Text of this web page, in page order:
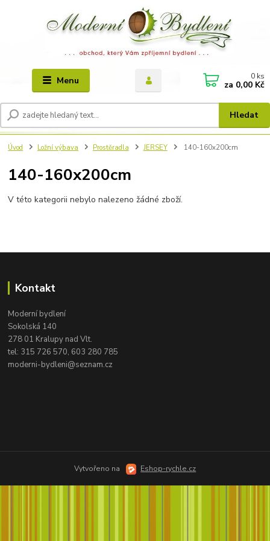
Menu
Hledat
0 ks
za 0,00 Kč
Úvod Ložní výbava Prostěradla JERSEY 140-160x200cm
140-160x200cm
V této kategorii nebylo nalezeno žádné zboží.
Kontakt
Moderní bydlení
Sokolská 140
278 01 Kralupy nad Vlt.
tel: 315 726 570, 603 280 785
moderni-bydleni@seznam.cz
Vytvořeno na Eshop-rychle.cz